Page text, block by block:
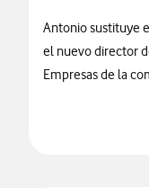
Antonio sustituye
el nuevo director
Empresas de la